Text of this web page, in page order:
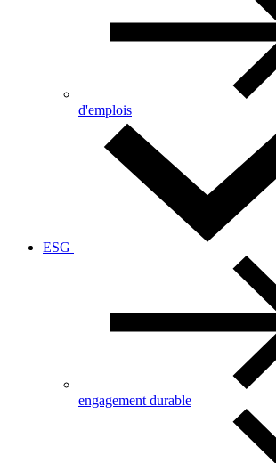
d'emplois
ESG
engagement durable